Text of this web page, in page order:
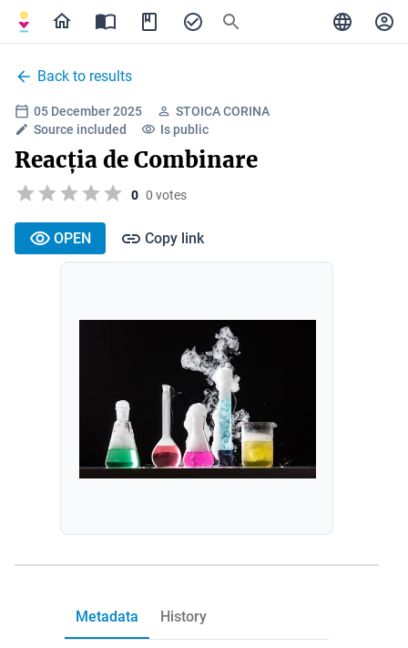
Back to results
05 December 2025
STOICA CORINA
Source included
Is public
Reacția de Combinare
0 0 votes
OPEN Copy link
Metadata History